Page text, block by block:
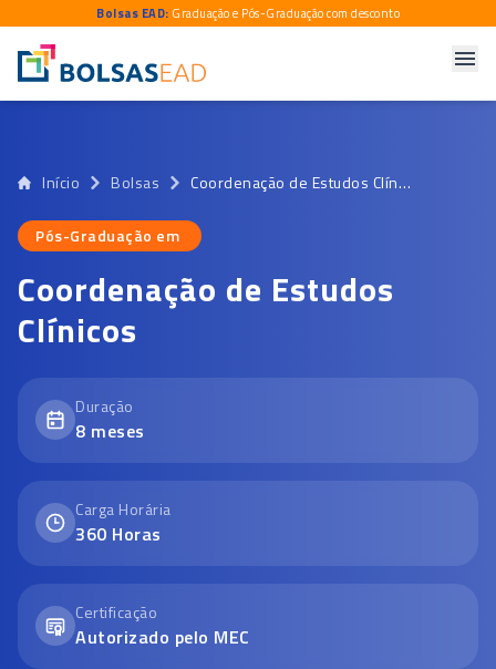
Bolsas EAD: Graduação e Pós-Graduação com desconto
Início Bolsas Coordenação de Estudos Clínicos
Pós-Graduação em
Pós-Graduação em
Coordenação de Estudos
Clínicos
Duração
8 meses
Carga Horária
360 Horas
Certificação
Autorizado pelo MEC